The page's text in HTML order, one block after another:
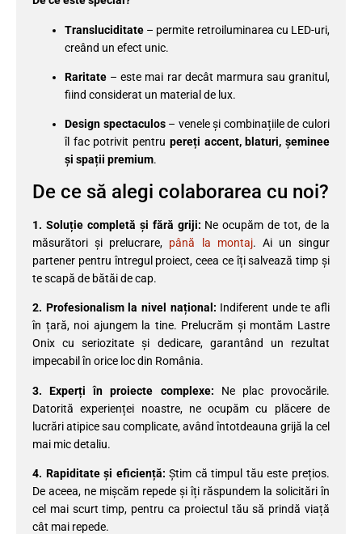
Transluciditate – permite retroiluminarea cu LED-uri,
creând un efect unic.
Raritate – este mai rar decât marmura sau granitul,
fiind considerat un material de lux.
Design spectaculos– venele și combinațiile de culori
îl fac potrivit pentru pereți accent, blaturi, șeminee
și spații premium.
De ce să alegi colaborarea cu noi?
1. Soluție completă și fără griji: Ne ocupăm de tot, de la
măsurători și prelucrare, până la montaj. Ai un singur
partener pentru întregul proiect, ceea ce îți salvează timp și
te scapă de bătăi de cap.
2. Profesionalism la nivel național: Indiferent unde te afli
în țară, noi ajungem la tine. Prelucrăm și montăm Lastre
Onix cu seriozitate și dedicare, garantând un rezultat
impecabil în orice loc din România.
3. Experți în proiecte complexe: Ne plac provocările.
Datorită experienței noastre, ne ocupăm cu plăcere de
lucrări atipice sau complicate, având întotdeauna grijă la cel
mai mic detaliu.
4. Rapiditate și eficiență: Știm că timpul tău este prețios.
De aceea, ne mișcăm repede și îți răspundem la solicitări în
cel mai scurt timp, pentru ca proiectul tău să prindă viață
cât mai repede.